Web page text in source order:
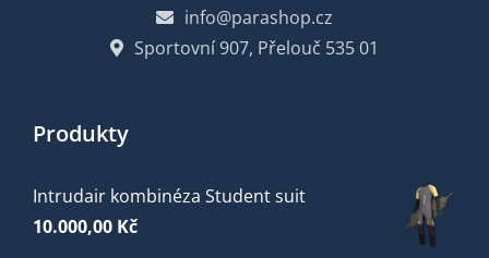
info@parashop.cz
Sportovní 907, Přelouč 535 01
Produkty
Intrudair kombinéza Student suit
10.000,00 Kč